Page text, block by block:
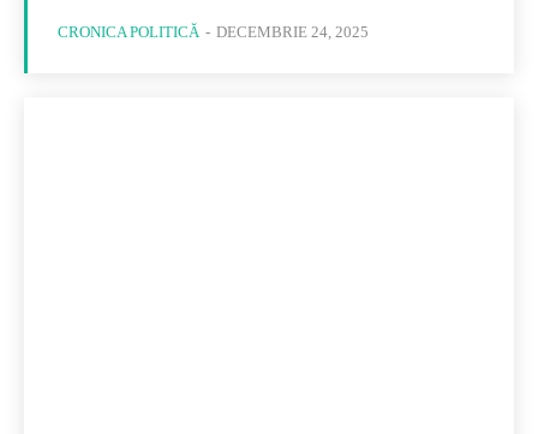
CRONICA POLITICĂ - DECEMBRIE 24, 2025